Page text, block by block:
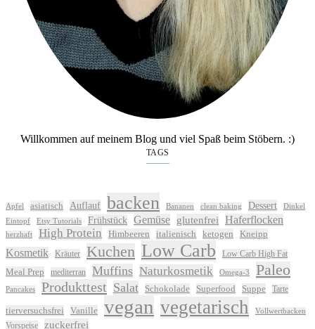
Willkommen auf meinem Blog und viel Spaß beim Stöbern. :)
TAGS
Apfel asiatisch Auflauf backen Bananen clean baking Dessert
Dinkel
Eintopf
Etsy Tutorials Frühstück Gemüse glutenfrei Haferflocken
herzhaft High Protein Himbeeren italienisch ketogen Kneipp
Kosmetik Kräuter Kuchen Low Carb Low Carb High Fat
Meal Prep mediterran Muffins Naturkosmetik Omega-3 Paleo
Pancakes Produkttest Salat Schokolade Superfood Suppe Tarte
tierversuchsfrei Vanille vegan vegetarisch Vollwertbacken
Vorspeise zuckerfrei